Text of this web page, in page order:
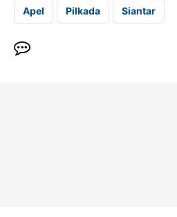
Apel Pilkada Siantar